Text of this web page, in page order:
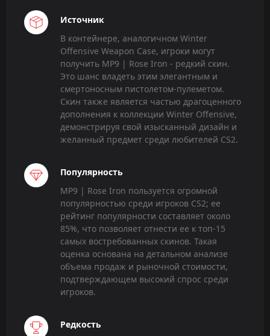
Источник
В контейнере, аналогичном Winter
Offensive Weapon Case, игроки могут
получить MP9 | Rose Iron - редкий скин.
Это шанс владеть этим элегантным и
смертоносным пистолетом-пулеметом.
Скин также является частью драгоценного
дополнения к коллекции Winter Offensive,
демонстрируя свой изысканный дизайн и
желанный предмет среди любителей CS2.
Популярность
MP9 | Rose Iron пользуется огромной
популярностью среди игроков CS2; ее
рейтинг популярности составляет около
85%, что позволяет отнести ее к топ-15
самых востребованных скинов. Такая
оценка основана на детальном анализе
объема продаж и рыночной стоимости,
подтверждающем высокий спрос среди
игроков.
Редкость